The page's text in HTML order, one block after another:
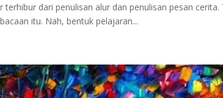
dari penulisan alur dan penulisan pesan cerita.
itu. Nah, bentuk pelajaran...